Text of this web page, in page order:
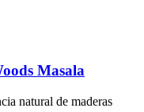
Masala
natural de maderas